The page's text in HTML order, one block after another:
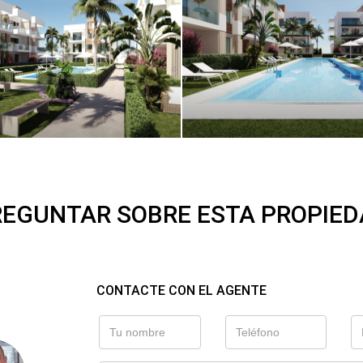
SOBRE ESTA
CONTACTE CON EL AGENTE